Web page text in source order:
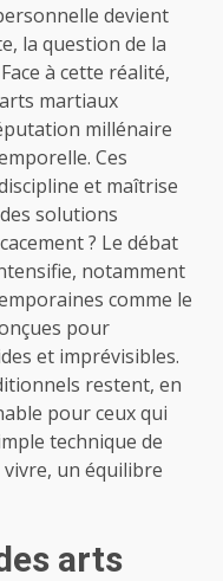
devient
la question de la
à cette réalité,
martiaux
millénaire
Ces
et maîtrise
solutions
? Le débat
notamment
comme le
pour
et imprévisibles.
restent, en
pour ceux qui
technique de
un équilibre
arts